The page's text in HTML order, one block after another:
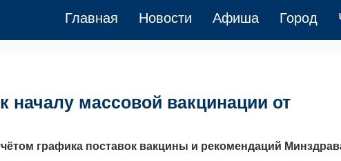
Главная Новости Афиша Город
началу массовой вакцинации от
графика поставок вакцины и рекомендаций